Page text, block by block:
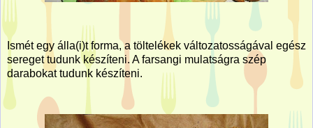
Ismét egy álla(i)t forma, a töltelékek változatosságával egész
sereget tudunk készíteni. A farsangi mulatságra szép
darabokat tudunk készíteni.